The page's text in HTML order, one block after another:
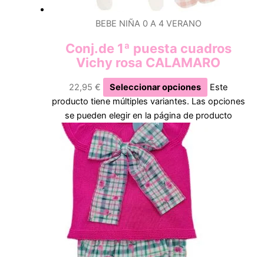
BEBE NIÑA 0 A 4 VERANO
Conj.de 1ª puesta cuadros
Vichy rosa CALAMARO
22,95€ Seleccionar opciones
Este
producto tiene múltiples variantes. Las opciones
se pueden elegir en la página de producto